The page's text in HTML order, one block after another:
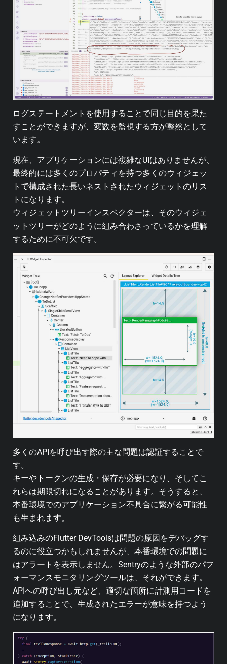
ログステートメントを使用することで同じ目的を果た
すことができますが、変数を監視する方が整然として
います。
現在、アプリケーションには複雑なUIはありませんが、
最終的には多くのプロパティを持つ多くのウィジェッ
トで構成された長いネストされたウィジェットのリス
トになります。
ウィジェットツリーインスペクターは、そのウィジェ
ットツリーがどのように組み合わさっているかを理解
するために不可欠です。
多くのAPIを呼び出す際の主な問題は認証することで
す。
キーやトークンの生成・保存が必要になり、そしてこ
れらは期限切れになることがあります。そうすると、
本番環境でのアプリケーション不具合に繋がる可能性
も生まれます。
組み込みのFlutter DevToolsは問題の原因をデバッグす
るのに役立つかもしれませんが、本番環境での問題に
はアラートを表示しません。Sentryのような外部のパフ
ォーマンスモニタリングツールは、それができます。
APIへの呼び出し元など、適切な箇所に計測用コードを
追加することで、生成されたエラーが意味を持つよう
になります。